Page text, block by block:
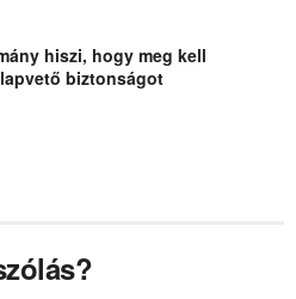
hiszi, hogy meg kell
biztonságot